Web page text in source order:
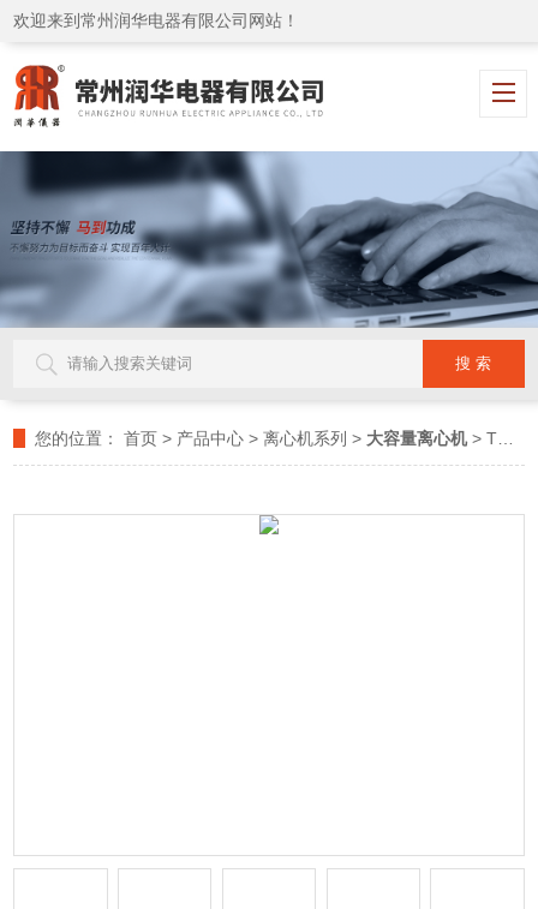
欢迎来到常州润华电器有限公司网站！
您的位置： 首页 > 产品中心 >离心机系列 > 大容量离心机> TD4A-WS台式大容量离心机